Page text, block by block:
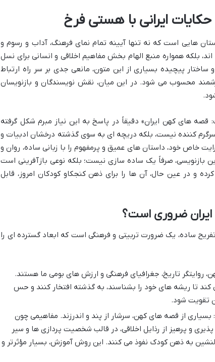
ایرانی با هستی فرخ
هایی است که نه تنها آیینه تمام نمای فرهنگ، آداب و رسوم و
بلکه همواره منبع الهام بخش مفاهیم اخلاقی و انسانی برای نسل
پیچیده بسیاری از این متون، مانعی جدی بر سر راه ارتباط
محسوب می شود. در این میان، نقش نویسندگان و بازنویسان
های کهن ایران» دقیقاً در پاسخ به این نیاز مبرم شکل گرفته
کننده نیست، بلکه دریچه ای به سوی گذشته درخشان ادبیات و
خاص خود، داستان های عمیق و پرمفهوم را با زبانی ساده، روان و
صرفاً یک ساده سازی نیست؛ بلکه نوعی بازآفرینی است
و در عین حال، آن ها را برای ذهن کنجکاو کودکان امروز، قابل
ایران ضروری است؟
تفریح ساده، یک ضرورت تربیتی و فرهنگی است که ابعاد گسترده ای را
روایتگر تاریخ، جغرافیای فرهنگی و ارزش های بومی ما هستند.
کند تا ریشه های خود را بشناسند، به گذشته افتخار کنند و حس
تقویت شود.
از قصه های کهن، سرشار از پند و اندرزند. مفاهیمی چون
و پرهیز از رذایل اخلاقی، در قالب شخصیت پردازی ها و سیر
به ذهن کودک نفوذ می کنند. این روش آموزش، بسیار مؤثرتر و